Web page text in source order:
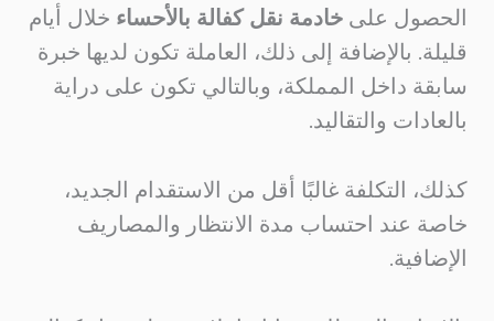
الحصول على خادمة نقل كفالة بالأحساء خلال أيام
قليلة. بالإضافة إلى ذلك، العاملة تكون لديها خبرة
سابقة داخل المملكة، وبالتالي تكون على دراية
بالعادات والتقاليد.
كذلك، التكلفة غالبًا أقل من الاستقدام الجديد،
خاصة عند احتساب مدة الانتظار والمصاريف
الإضافية.